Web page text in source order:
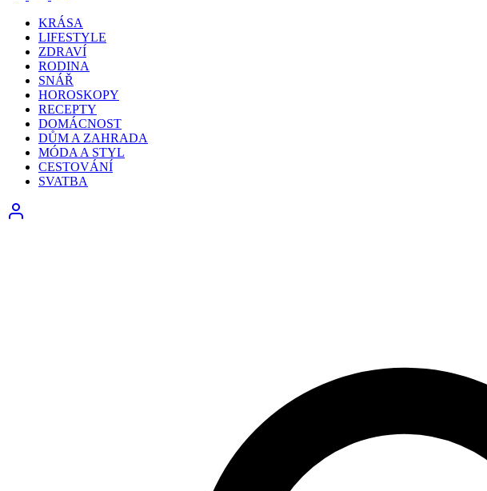
KRÁSA
LIFESTYLE
ZDRAVÍ
RODINA
SNÁŘ
HOROSKOPY
RECEPTY
DOMÁCNOST
DŮM A ZAHRADA
MÓDA A STYL
CESTOVÁNÍ
SVATBA